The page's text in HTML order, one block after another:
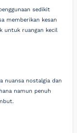
sedikit
memberikan kesan
untuk ruangan kecil
nuansa nostalgia dan
namun penuh